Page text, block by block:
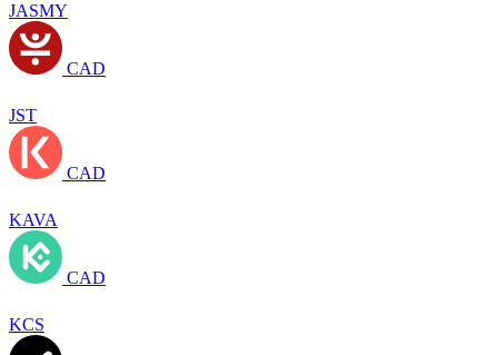
JASMY
CAD
JST
CAD
KAVA
CAD
KCS